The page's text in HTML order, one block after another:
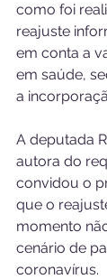
como foi
reajuste
em conta a
em saúde,
a
A deputada
autora do
convidou o
que o
momento
cenário de
coronavírus.